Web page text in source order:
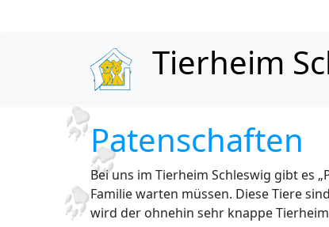
Tierheim
Patenschaften
Bei uns im Tierheim Schleswig gibt es
Familie warten müssen. Diese Tiere
wird der ohnehin sehr knappe